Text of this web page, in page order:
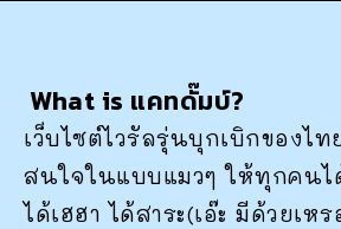
What is แคทดั๊มบ์?
เว็บไซต์ไวรัลรุ่นบุกเบิกของไท
สนใจในแบบแมวๆ ให้ทุกคน
ได้เฮฮา ได้สาระ(เอ๊ะ มีด้วยเห